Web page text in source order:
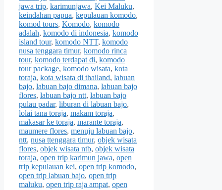
jawa trip, karimunjawa, Kei Maluku,
keindahan papua, kepulauan komodo,
komod tours, Komodo, komodo
adalah, komodo di indonesia, komodo
island tour, komodo NTT, komodo
nusa tenggara timur, komodo rinca
tour, komodo terdapat di, komodo
tour package, komodo wisata, kota
toraja, kota wisata di thailand, labuan
bajo, labuan bajo dimana, labuan bajo
flores, labuan bajo ntt, labuan bajo
pulau padar, liburan di labuan bajo,
lolai tana toraja, makam toraja,
makasar ke toraja, marante toraja,
maumere flores, menuju labuan bajo,
ntt, nusa ttenggara timur, objek wisata
flores, objek wisata ntb, objek wisata
toraja, open trip karimun jawa, open
trip kepulauan kei, open trip komodo,
open trip labuan bajo, open trip
maluku, open trip raja ampat, open